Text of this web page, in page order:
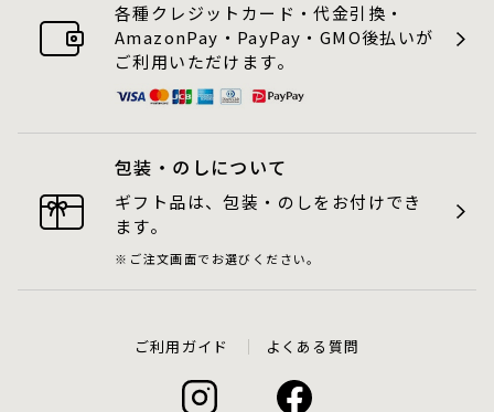
各種クレジットカード・代金引換・
AmazonPay・PayPay・GMO後払いが
ご利用いただけます。
包装・のしについて
ギフト品は、包装・のしをお付けでき
ます。
ご注文画面でお選びください。
ご利用ガイド よくある質問